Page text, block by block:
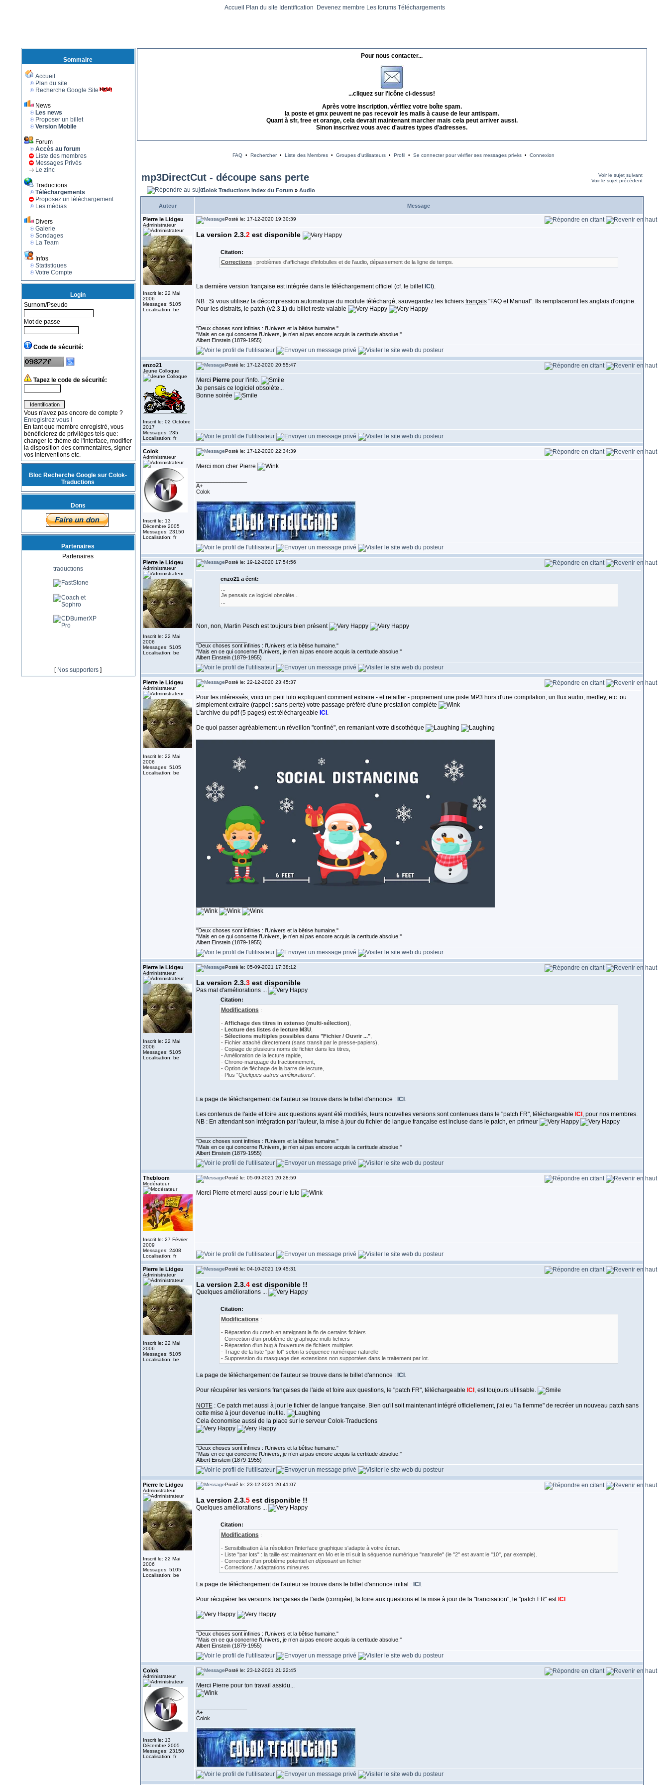
Accueil Plan du site Identification Devenez membre Les forums Téléchargements
Sommaire
Accueil
Plan du site
Recherche Google Site
News
Les news
Proposer un billet
Version Mobile
Forum
Accès au forum
Liste des membres
Messages Privés
Le zinc
Traductions
Téléchargements
Proposez un téléchargement
Les médias
Divers
Galerie
Sondages
La Team
Infos
Statistiques
Votre Compte
Login
Surnom/Pseudo
Mot de passe
Code de sécurité:
Tapez le code de sécurité:
Vous n'avez pas encore de compte ?
Enregistrez vous !
En tant que membre enregistré, vous
bénéficierez de privilèges tels que:
changer le thème de l'interface, modifier
la disposition des commentaires, signer
vos interventions etc.
Bloc Recherche Google sur Colok-
Traductions
Dons
Partenaires
Partenaires
[ Nos supporters ]
Pour nous contacter...
...cliquez sur l'icône ci-dessus!
Après votre inscription, vérifiez votre boîte spam.
la poste et gmx peuvent ne pas recevoir les mails à cause de leur antispam.
Quant à sfr, free et orange, cela devrait maintenant marcher mais cela peut arriver aussi.
Sinon inscrivez vous avec d'autres types d'adresses.
FAQ• Rechercher• Liste des Membres• Groupes d'utilisateurs• Profil• Se connecter pour vérifier ses messages privés• Connexion
mp3DirectCut - découpe sans perte
Voir le sujet suivant
Voir le sujet précédent
Colok Traductions Index du Forum » Audio
Auteur Message
Pierre le Lidgeu
Administrateur
Inscrit le: 22 Mai
2006
Messages: 5105
Localisation: be
Posté le: 17-12-2020 19:30:39
La version 2.3.2est disponible
Citation:
Corrections: problèmes d'affichage d'infobulles et de l'audio, dépassement de la ligne de temps.
La dernière version française est intégrée dans le téléchargement officiel (cf. le billet ICI ).
NB : Si vous utilisez la décompression automatique du module téléchargé, sauvegardez les fichiers français"FAQ et Manual". Ils remplaceront les anglais d'origine.
Pour les distraits, le patch (v2.3.1) du billet reste valable
''Deux choses sont infinies : l’Univers et la bêtise humaine."
"Mais en ce qui concerne l’Univers, je n’en ai pas encore acquis la certitude absolue.''
Albert Einstein (1879-1955)
enzo21
Jeune Colloque
Inscrit le: 02 Octobre
2017
Messages: 235
Localisation: fr
Posté le: 17-12-2020 20:55:47
Merci Pierrepour l'info.
Je pensais ce logiciel obsolète...
Bonne soirée
Colok
Administrateur
Inscrit le: 13
Décembre 2005
Messages: 23150
Localisation: fr
Posté le: 17-12-2020 22:34:39
Merci mon cher Pierre
A+
Colok
Pierre le Lidgeu
Administrateur
Inscrit le: 22 Mai
2006
Messages: 5105
Localisation: be
Posté le: 19-12-2020 17:54:56
enzo21 a écrit:
Je pensais ce logiciel obsolète...
Non, non, Martin Pesch est toujours bien présent
''Deux choses sont infinies : l’Univers et la bêtise humaine."
"Mais en ce qui concerne l’Univers, je n’en ai pas encore acquis la certitude absolue.''
Albert Einstein (1879-1955)
Pierre le Lidgeu
Administrateur
Inscrit le: 22 Mai
2006
Messages: 5105
Localisation: be
Posté le: 22-12-2020 23:45:37
Pour les intéressés, voici un petit tuto expliquant comment extraire - et retailler - proprement une piste MP3 hors d'une compilation, un flux audio, medley, etc. ou
simplement extraire (rappel : sans perte) votre passage préféré d'une prestation complète
L'archive du pdf (5 pages) est téléchargeable ICI .
De quoi passer agréablement un réveillon "confiné", en remaniant votre discothèque
''Deux choses sont infinies : l’Univers et la bêtise humaine."
"Mais en ce qui concerne l’Univers, je n’en ai pas encore acquis la certitude absolue.''
Albert Einstein (1879-1955)
Pierre le Lidgeu
Administrateur
Inscrit le: 22 Mai
2006
Messages: 5105
Localisation: be
Posté le: 05-09-2021 17:38:12
La version 2.3.3est disponible
Pas mal d'améliorations ...
Citation:
Modifications :
- Affichage des titres in extenso (multi-sélection)
- Lecture des listes de lecture M3U,
- Sélections multiples possibles dans "Fichier / Ouvrir ...",
- Fichier attaché directement (sans transit par le presse-papiers),
- Copiage de plusieurs noms de fichier dans les titres,
- Amélioration de la lecture rapide,
- Chrono-marquage du fractionnement,
- Option de fléchage de la barre de lecture,
- Plus "Quelques autres améliorations".
La page de téléchargement de l'auteur se trouve dans le billet d'annonce : ICI .
Les contenus de l'aide et foire aux questions ayant été modifiés, leurs nouvelles versions sont contenues dans le "patch FR", téléchargeable ICI , pour nos membres.
NB : En attendant son intégration par l'auteur, la mise à jour du fichier de langue française est incluse dans le patch, en primeur
''Deux choses sont infinies : l’Univers et la bêtise humaine."
"Mais en ce qui concerne l’Univers, je n’en ai pas encore acquis la certitude absolue.''
Albert Einstein (1879-1955)
Thebloom
Modérateur
Inscrit le: 27 Février
2009
Messages: 2408
Localisation: fr
Posté le: 05-09-2021 20:28:59
Merci Pierre et merci aussi pour le tuto
Pierre le Lidgeu
Administrateur
Inscrit le: 22 Mai
2006
Messages: 5105
Localisation: be
Posté le: 04-10-2021 19:45:31
La version 2.3.4est disponible !!
Quelques améliorations ...
Citation:
Modifications :
- Réparation du crash en atteignant la fin de certains fichiers
- Correction d’un problème de graphique multi-fichiers
- Réparation d'un bug à l'ouverture de fichiers multiples
- Triage de la liste "par lot" selon la séquence numérique naturelle
- Suppression du masquage des extensions non supportées dans le traitement par lot.
La page de téléchargement de l'auteur se trouve dans le billet d'annonce : ICI .
Pour récupérer les versions françaises de l'aide et foire aux questions, le "patch FR", téléchargeable ICI , est toujours utilisable.
NOTE: Ce patch met aussi à jour le fichier de langue française. Bien qu'il soit maintenant intégré officiellement, j'ai eu "la flemme" de recréer un nouveau patch sans
cette mise à jour devenue inutile.
Cela économise aussi de la place sur le serveur Colok-Traductions
''Deux choses sont infinies : l’Univers et la bêtise humaine."
"Mais en ce qui concerne l’Univers, je n’en ai pas encore acquis la certitude absolue.''
Albert Einstein (1879-1955)
Pierre le Lidgeu
Administrateur
Inscrit le: 22 Mai
2006
Messages: 5105
Localisation: be
Posté le: 23-12-2021 20:41:07
La version 2.3.5est disponible !!
Quelques améliorations ...
Citation:
Modifications :
- Sensibilisation à la résolution l'interface graphique s'adapte à votre écran.
- Liste "par lots" : la taille est maintenant en Mo et le tri suit la séquence numérique "naturelle" (le "2" est avant le "10", par exemple).
- Correction d'un problème potentiel en déposantun fichier
- Corrections / adaptations mineures
La page de téléchargement de l'auteur se trouve dans le billet d'annonce initial : ICI .
Pour récupérer les versions françaises de l'aide (corrigée), la foire aux questions et la mise à jour de la "francisation", le "patch FR" est ICI
''Deux choses sont infinies : l’Univers et la bêtise humaine."
"Mais en ce qui concerne l’Univers, je n’en ai pas encore acquis la certitude absolue.''
Albert Einstein (1879-1955)
Colok
Administrateur
Inscrit le: 13
Décembre 2005
Messages: 23150
Localisation: fr
Posté le: 23-12-2021 21:22:45
Merci Pierre pour ton travail assidu...
A+
Colok